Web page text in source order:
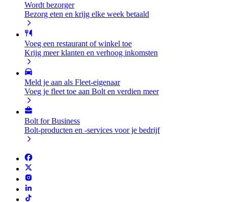
Wordt bezorger
Bezorg eten en krijg elke week betaald
Voeg een restaurant of winkel toe
Krijg meer klanten en verhoog inkomsten
Meld je aan als Fleet-eigenaar
Voeg je fleet toe aan Bolt en verdien meer
Bolt for Business
Bolt-producten en -services voor je bedrijf